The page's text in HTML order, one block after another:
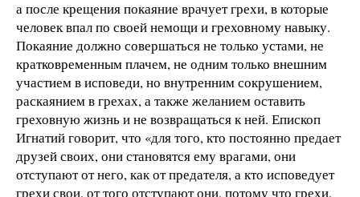
а после крещения покаяние врачует грехи, в которые
человек впал по своей немощи и греховному навыку.
Покаяние должно совершаться не только устами, не
кратковременным плачем, не одним только внешним
участием в исповеди, но внутренним сокрушением,
раскаянием в грехах, а также желанием оставить
греховную жизнь и не возвращаться к ней. Епископ
Игнатий говорит, что «для того, кто постоянно предает
друзей своих, они становятся ему врагами, они
отступают от него, как от предателя, а кто исповедует
грехи свои, от того отступают они, потому что грехи,